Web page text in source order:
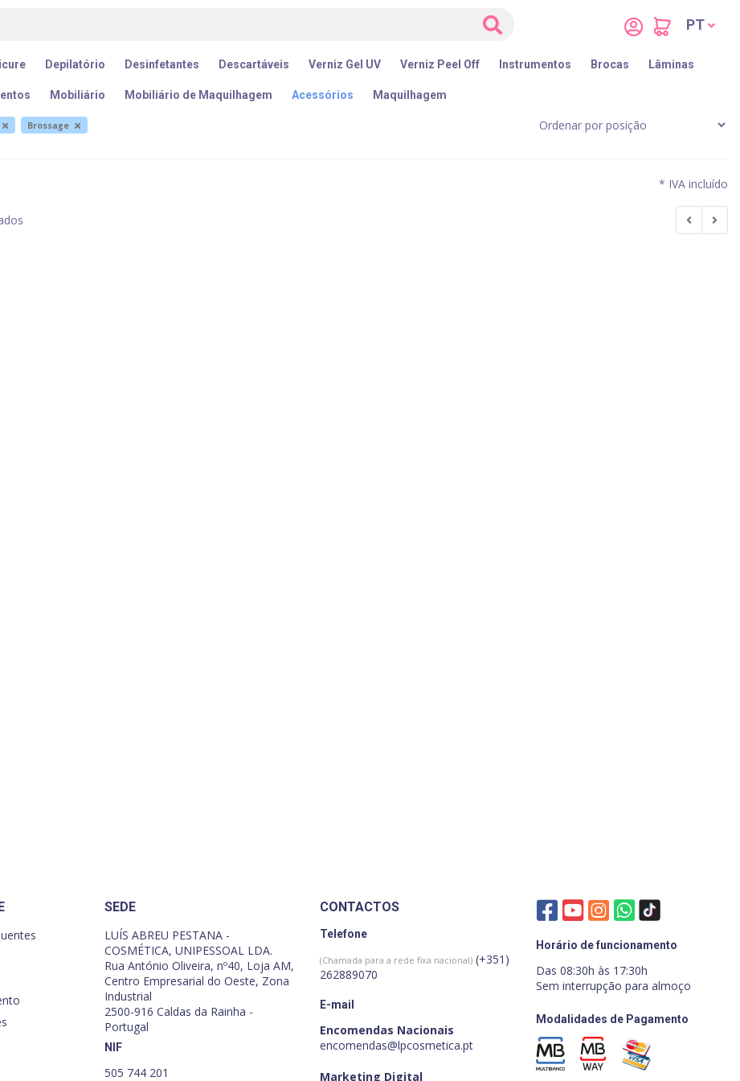
PT
Depilatório Desinfetantes Descartáveis Verniz Gel UV Verniz Peel Off Instrumentos Brocas Lâminas
Mobiliário Mobiliário de Maquilhagem Acessórios Maquilhagem
Brossage
* IVA incluído
SEDE
LUÍS ABREU PESTANA -
COSMÉTICA, UNIPESSOAL LDA.
Rua António Oliveira, nº40, Loja AM,
Centro Empresarial do Oeste, Zona
Industrial
2500-916 Caldas da Rainha -
Portugal
NIF
505 744 201
CONTACTOS
Telefone
(Chamada para a rede fixa nacional) (+351)
262889070
E-mail
Encomendas Nacionais
encomendas@lpcosmetica.pt
Marketing Digital
Horário de funcionamento
Das 08:30h às 17:30h
Sem interrupção para almoço
Modalidades de Pagamento